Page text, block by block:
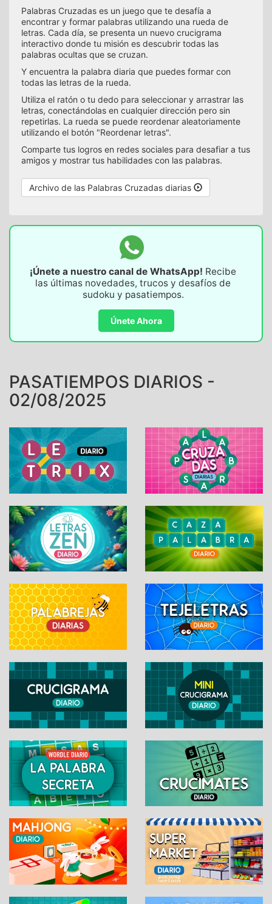
Palabras Cruzadas es un juego que te desafía a
encontrar y formar palabras utilizando una rueda de
letras. Cada día, se presenta un nuevo crucigrama
interactivo donde tu misión es descubrir todas las
palabras ocultas que se cruzan.
Y encuentra la palabra diaria que puedes formar con
todas las letras de la rueda.
Utiliza el ratón o tu dedo para seleccionar y arrastrar las
letras, conectándolas en cualquier dirección pero sin
repetirlas. La rueda se puede reordenar aleatoriamente
utilizando el botón "Reordenar letras".
Comparte tus logros en redes sociales para desafiar a tus
amigos y mostrar tus habilidades con las palabras.
Archivo de las Palabras Cruzadas diarias
¡Únete a nuestro canal de WhatsApp! Recibe
las últimas novedades, trucos y desafíos de
sudoku y pasatiempos.
Únete Ahora
PASATIEMPOS DIARIOS -
02/08/2025